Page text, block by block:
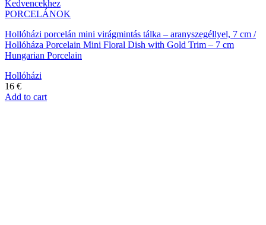
Kedvencekhez
PORCELÁNOK
Hollóházi porcelán mini virágmintás tálka – aranyszegéllyel, 7 cm /
Hollóháza Porcelain Mini Floral Dish with Gold Trim – 7 cm
Hungarian Porcelain
Hollóházi
16 €
Add to cart